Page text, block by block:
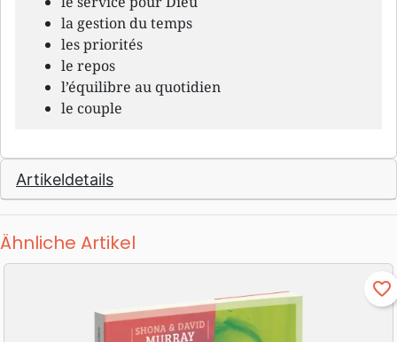
la gestion du temps
les priorités
le repos
l’équilibre au quotidien
le couple
Artikeldetails
Ähnliche Artikel
favorite_border